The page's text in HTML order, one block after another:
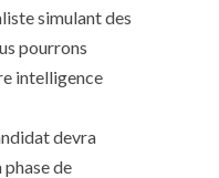
simulant des
pourrons
intelligence
devra
de